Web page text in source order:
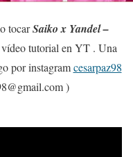
tocarSaiko x Yandel –
tutorial en YT . Una
por instagramcesarpaz98
)